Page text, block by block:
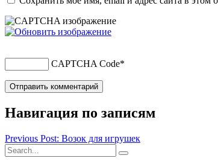
CAPTCHA Code*
Навигация по записям
Previous Post: Возок для игрушек